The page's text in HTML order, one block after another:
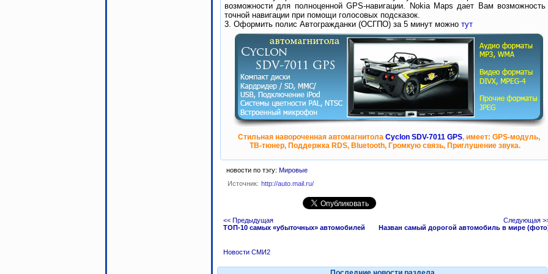
возможности для полноценной GPS-навигации. Nokia Maps дает Вам возможность
точной навигации при помощи голосовых подсказок.
3. Оформить полис Автогражданки (ОСГПО) за 5 минут можно тут
Стильная навороченная автомагнитолаCyclon SDV-7011 GPS, имеет: GPS-модуль,
ТВ-тюнер, Поддержка RDS, Bluetooth, Громкую связь, Приглушение звука.
новости по тэгу: Мировые
Источник: http://auto.mail.ru/
<< Предыдущая
ТОП-10 самых «убыточных» автомобилей
Следующая
Назван самый дорогой автомобиль в мире
Новости СМИ2